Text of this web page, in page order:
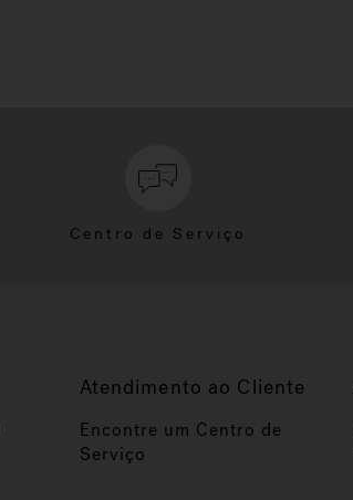
Centro de Serviço
Atendimento ao Cliente
Encontre um Centro de
Serviço